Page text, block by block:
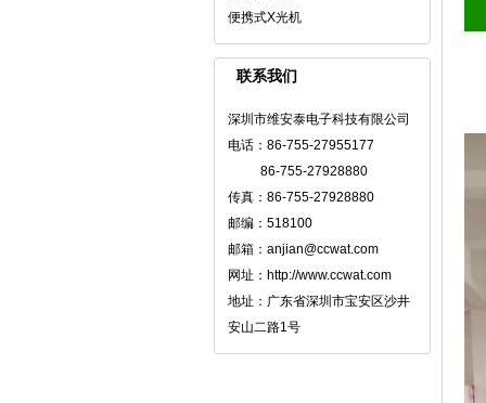
便携式X光机
联系我们
深圳市维安泰电子科技有限公司
电话：86-755-27955177
86-755-27928880
传真：86-755-27928880
邮编：518100
邮箱：anjian@ccwat.com
网址：http://www.ccwat.com
地址：广东省深圳市宝安区沙井
安山二路1号